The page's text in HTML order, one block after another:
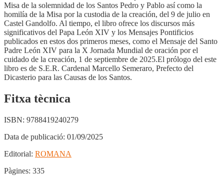
Misa de la solemnidad de los Santos Pedro y Pablo así como la
homilía de la Misa por la custodia de la creación, del 9 de julio en
Castel Gandolfo. Al tiempo, el libro ofrece los discursos más
significativos del Papa León XIV y los Mensajes Pontificios
publicados en estos dos primeros meses, como el Mensaje del Santo
Padre León XIV para la X Jornada Mundial de oración por el
cuidado de la creación, 1 de septiembre de 2025.El prólogo del este
libro es de S.E.R. Cardenal Marcello Semeraro, Prefecto del
Dicasterio para las Causas de los Santos.
Fitxa tècnica
ISBN: 9788419240279
Data de publicació: 01/09/2025
Editorial: ROMANA
Pàgines: 335